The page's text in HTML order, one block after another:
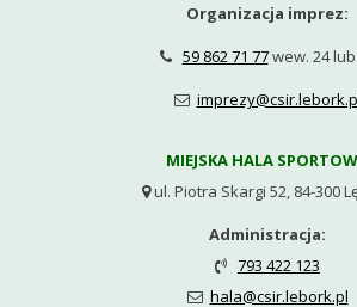
Organizacja imprez:
 59 862 71 77wew. 24 lub

MIEJSKA HALA
ul. Piotra Skargi 52, 84-300
Administracja:
 793 422 123
 hala@csir.lebork.pl